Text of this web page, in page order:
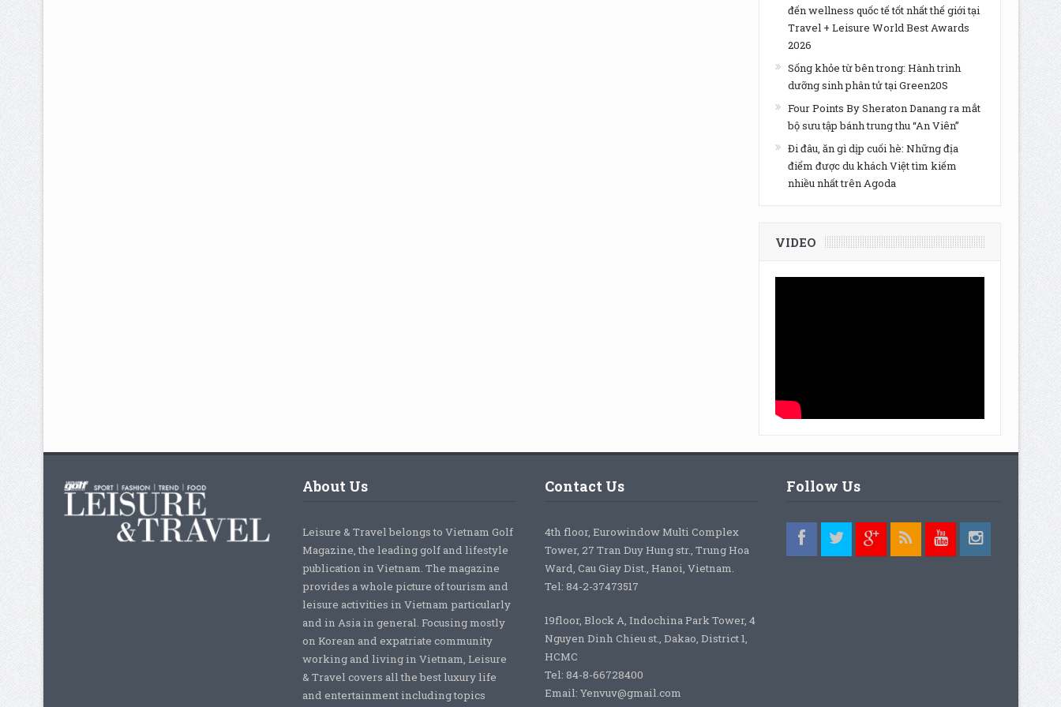
đến wellness quốc tế tốt nhất thế giới tại
Travel + Leisure World Best Awards
2026
Sống khỏe từ bên trong: Hành trình
dưỡng sinh phân tử tại Green20S
Four Points By Sheraton Danang ra mắt
bộ sưu tập bánh trung thu “An Viên”
Đi đâu, ăn gì dịp cuối hè: Những địa
điểm được du khách Việt tìm kiếm
nhiều nhất trên Agoda
VIDEO
About Us
Leisure & Travel belongs to Vietnam Golf
Magazine, the leading golf and lifestyle
publication in Vietnam. The magazine
provides a whole picture of tourism and
leisure activities in Vietnam particularly
and in Asia in general. Focusing mostly
on Korean and expatriate community
working and living in Vietnam, Leisure
& Travel covers all the best luxury life
and entertainment including topics
Contact Us
4th floor, Eurowindow Multi Complex
Tower, 27 Tran Duy Hung str., Trung Hoa
Ward, Cau Giay Dist., Hanoi, Vietnam.
Tel: 84-2-37473517
19floor, Block A, Indochina Park Tower, 4
Nguyen Dinh Chieu st., Dakao, District 1,
HCMC
Tel: 84-8-66728400
Email: Yenvuv@gmail.com
Follow Us